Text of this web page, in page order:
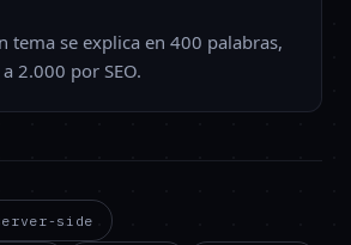
tema se explica en 400 palabras,
2.000 por SEO.
side